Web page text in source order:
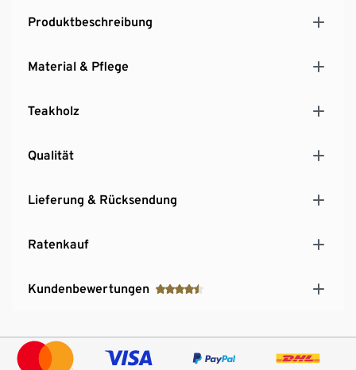
Produktbeschreibung
Material & Pflege
Teakholz
Qualität
Lieferung & Rücksendung
Ratenkauf
Kundenbewertungen